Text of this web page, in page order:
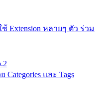
Extension หลายๆ ตัว ร่วม
Categories และ Tags